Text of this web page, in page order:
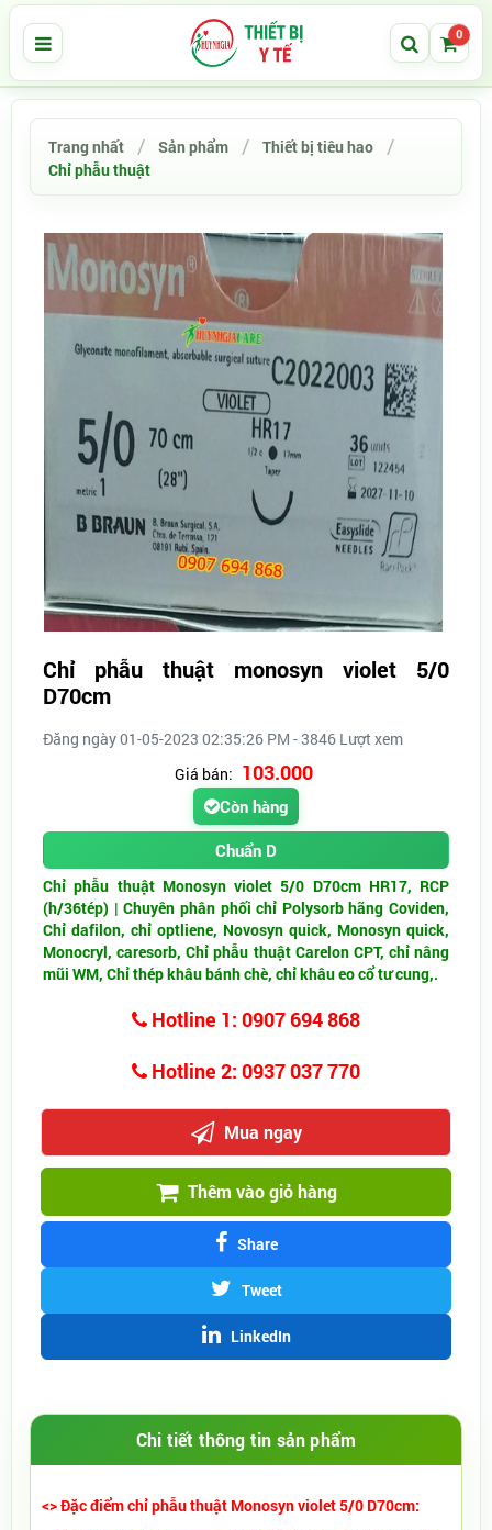
0
Trang nhất Sản phẩm
Thiết bị tiêu hao
Chỉ phẫu thuật
Chỉ phẫu thuật monosyn violet 5/0
D70cm
Đăng ngày 01-05-2023 02:35:26 PM - 3846 Lượt xem
Giá bán: 103.000
Còn hàng
Chuẩn D
Chỉ phẫu thuật Monosyn violet 5/0 D70cm HR17, RCP
(h/36tép) |Chuyên phân phối chỉ Polysorb hãng Coviden,
Chỉ dafilon, chỉ optliene, Novosyn quick, Monosyn quick,
Monocryl, caresorb, Chỉ phẫu thuật Carelon CPT, chỉ nâng
mũi WM, Chỉ thép khâu bánh chè, chỉ khâu eo cổ tư cung,.
Hotline 1: 0907 694 868
Hotline 2: 0937 037 770
Mua ngay
Thêm vào giỏ hàng
Share
Tweet
LinkedIn
Chi tiết thông tin sản phẩm
<> Đặc điểm chỉ phẫu thuật Monosyn violet 5/0 D70cm: